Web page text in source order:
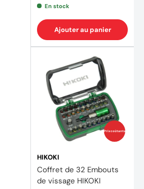
En stock
Ajouter au panier
Prix coûtants
HIKOKI
Coffret de 32 Embouts
de vissage HIKOKI